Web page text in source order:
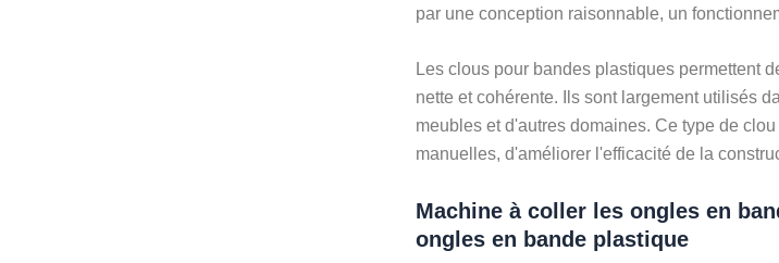
par une conception raisonnable, un
Les clous pour bandes plastiques permettent
nette et cohérente. Ils sont largement utilisés
meubles et d'autres domaines. Ce type de
manuelles, d'améliorer l'efficacité de la
Machine à coller les ongles en
ongles en bande plastique